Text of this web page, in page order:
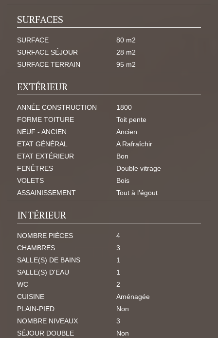
SURFACES
SURFACE
80 m2
SURFACE SÉJOUR
28 m2
SURFACE TERRAIN
95 m2
EXTÉRIEUR
ANNÉE CONSTRUCTION
1800
FORME TOITURE
Toit pente
NEUF - ANCIEN
Ancien
ETAT GÉNÉRAL
A Rafraîchir
ETAT EXTÉRIEUR
Bon
FENÊTRES
Double vitrage
VOLETS
Bois
ASSAINISSEMENT
Tout à l'égout
INTÉRIEUR
NOMBRE PIÈCES
4
CHAMBRES
3
SALLE(S) DE BAINS
1
SALLE(S) D'EAU
1
WC
2
CUISINE
Aménagée
PLAIN-PIED
Non
NOMBRE NIVEAUX
3
SÉJOUR DOUBLE
Non